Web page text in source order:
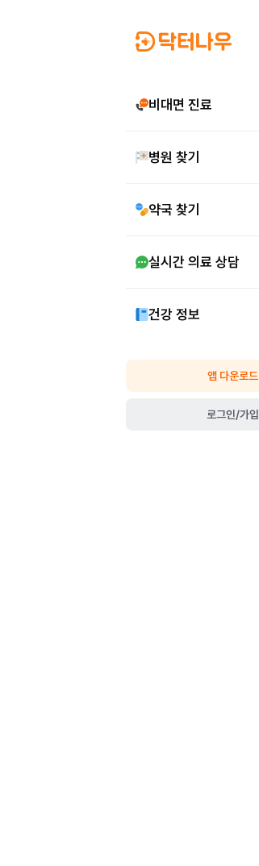
비대면 진료
병원 찾기
약국 찾기
실시간 의료 상담
건강 정보
앱 다운로드
로그인/가입